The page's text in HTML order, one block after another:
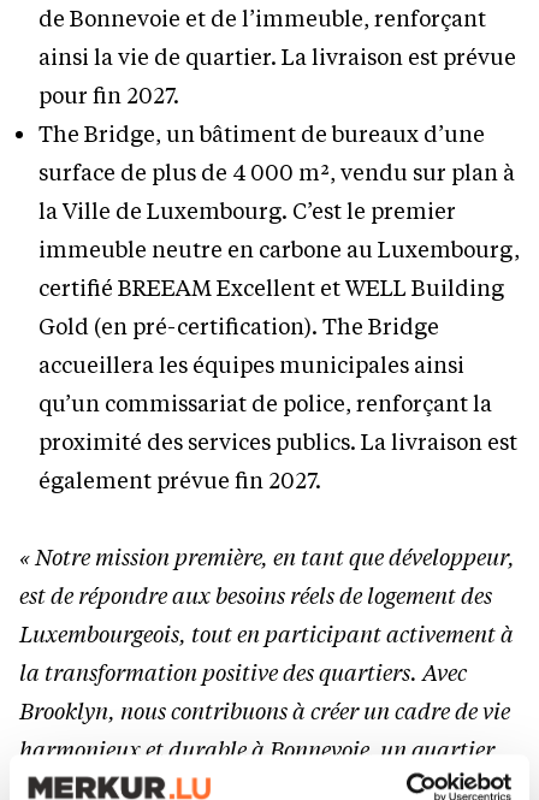
de Bonnevoie et de l’immeuble, renforçant
ainsi la vie de quartier. La livraison est prévue
pour fin 2027.
The Bridge, un bâtiment de bureaux d’une
surface de plus de 4 000 m², vendu sur plan à
la Ville de Luxembourg. C’est le premier
immeuble neutre en carbone au Luxembourg,
certifié BREEAM Excellent et WELL Building
Gold (en pré-certification). The Bridge
accueillera les équipes municipales ainsi
qu’un commissariat de police, renforçant la
proximité des services publics. La livraison est
également prévue fin 2027.
« Notre mission première, en tant que développeur,
est de répondre aux besoins réels de logement des
Luxembourgeois, tout en participant activement à
la transformation positive des quartiers. Avec
Brooklyn, nous contribuons à créer un cadre de vie
harmonieux et durable à Bonnevoie, un quartier
qui favorise le bien-être, le travail et les échanges